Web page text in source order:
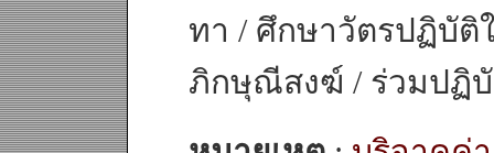
ทา / ศึกษาวัตรปฏิบั
ภิกษุณีสงฆ์ / ร่วมปฏิ